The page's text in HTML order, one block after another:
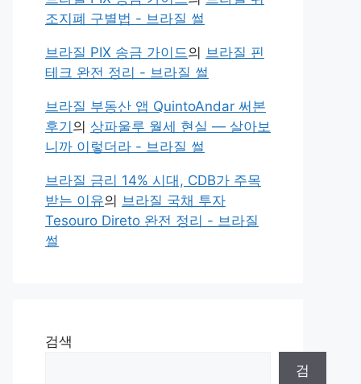
조지폐 구별법 - 브라질 썰
브라질 PIX 송금 가이드의 브라질 핀
테크 완전 정리 - 브라질 썰
브라질 부동산 앱 QuintoAndar 써본
후기 의 상파울루 월세 현실 — 살아보
니까 이렇더라 - 브라질 썰
브라질 금리 14% 시대, CDB가 주목
받는 이유의 브라질 국채 투자
Tesouro Direto 완전 정리 - 브라질
썰
검색
검